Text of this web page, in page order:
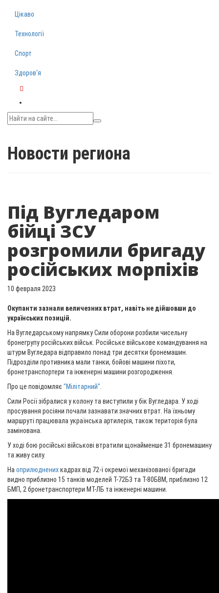
Цікаво
Технології
Спорт
Здоров‘я
Новости региона
Під Вугледаром
бійці ЗСУ
розгромили бригаду
російських морпіхів
10 февраля 2023
Окупанти зазнали величезних втрат, навіть не дійшовши до
українських позицій.
На Вугледарському напрямку Сили оборони розбили чисельну
бронегрупу російських військ. Російське військове командування на
штурм Вугледара відправило понад три десятки бронемашин.
Підрозділи противника мали танки, бойові машини піхоти,
бронетранспортери та інженерні машини розгородження.
Про це повідомляє "Мілітарний".
Сили Росії зібралися у колону та виступили у бік Вугледара. У ході
просування росіяни почали зазнавати значних втрат. На їхньому
маршруті працювала українська артилерія, також територія була
замінована.
У ході бою російські військові втратили щонайменше 31 бронемашину
та живу силу.
На оприлюдненихкадрах від 72-ї окремої механізованої бригади
видно приблизно 15 танків моделей Т-72Б3 та Т-80БВМ, приблизно 12
БМП, 2 бронетранспортери МТ-ЛБ та інженерні машини.